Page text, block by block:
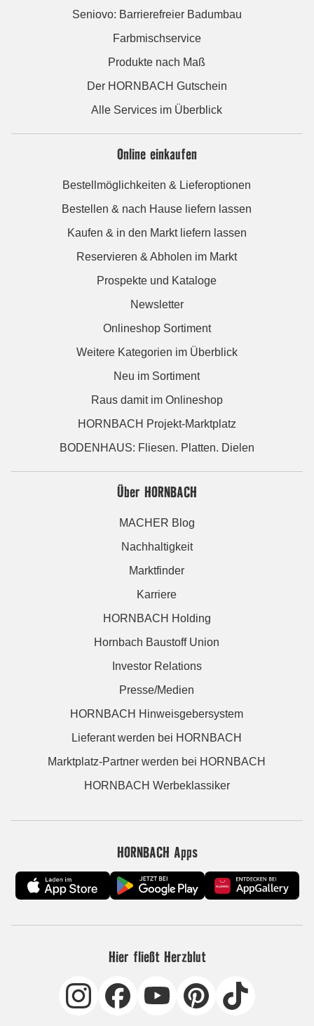
Seniovo: Barrierefreier Badumbau
Farbmischservice
Produkte nach Maß
Der HORNBACH Gutschein
Alle Services im Überblick
Online einkaufen
Bestellmöglichkeiten & Lieferoptionen
Bestellen & nach Hause liefern lassen
Kaufen & in den Markt liefern lassen
Reservieren & Abholen im Markt
Prospekte und Kataloge
Newsletter
Onlineshop Sortiment
Weitere Kategorien im Überblick
Neu im Sortiment
Raus damit im Onlineshop
HORNBACH Projekt-Marktplatz
BODENHAUS: Fliesen. Platten. Dielen
Über HORNBACH
MACHER Blog
Nachhaltigkeit
Marktfinder
Karriere
HORNBACH Holding
Hornbach Baustoff Union
Investor Relations
Presse/Medien
HORNBACH Hinweisgebersystem
Lieferant werden bei HORNBACH
Marktplatz-Partner werden bei HORNBACH
HORNBACH Werbeklassiker
HORNBACH Apps
Hier fließt Herzblut